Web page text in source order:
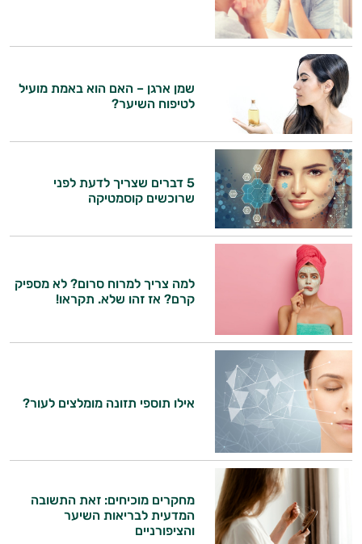
שמן ארגן – האם הוא באמת מועיל
לטיפוח השיער?
5 דברים שצריך לדעת לפני
שרוכשים קוסמטיקה
למה צריך למרוח סרום? לא מספיק
קרם? אז זהו שלא. תקראו!
אילו תוספי תזונה מומלצים לעור?
מחקרים מוכיחים: זאת התשובה
המדעית לבריאות השיער
והציפורניים
היי,
אני יועץ הבריאות האישי AI של טבע בריא.
התשובות שלי מבוססות על מאגרי מידע קליניים
וספרות מקצועית בתחומי הרפואה הטבעית
ותזונת הספורט.
אני כאן כדי לעזור לך להתאים את תוספי
התזונה ומוצרי הבריאות המדויקים למטרות
ולמצב הגופני שלך, ולהסביר לך אילו רכיבים
עובדים יחד כדי למקסם תוצאות גם בחיי היום
יום וגם בתחום הכושר והספורט.
המטרה שלי היא להתאים עבורך המלצות
אישיות מבוססות מדעית.
זה הזמן להתחיל. איך אוכל לעזור?